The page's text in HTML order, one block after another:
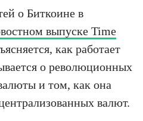
о Биткоине в
выпуске Time
как работает
о революционных
и том, как она
валют.